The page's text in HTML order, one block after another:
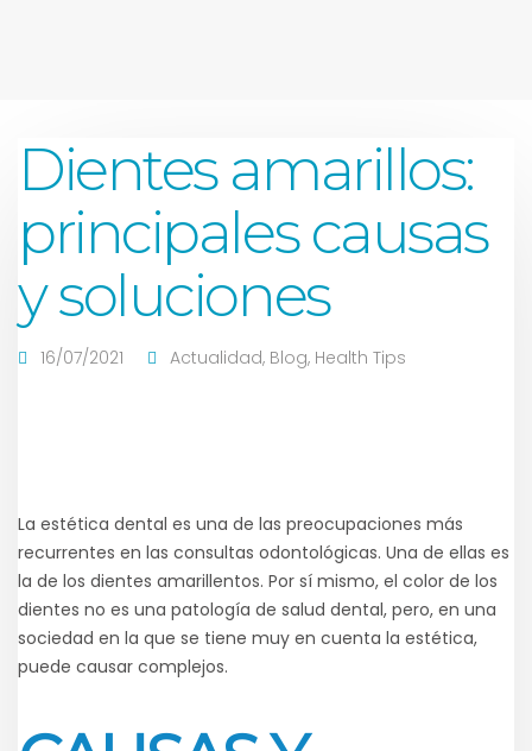
Dientes amarillos:
principales causas
y soluciones
16/07/2021 Actualidad, Blog, Health Tips
La estética dental es una de las preocupaciones más
recurrentes en las consultas odontológicas. Una de ellas es
la de los dientes amarillentos. Por sí mismo, el color de los
dientes no es una patología de salud dental, pero, en una
sociedad en la que se tiene muy en cuenta la estética,
puede causar complejos.